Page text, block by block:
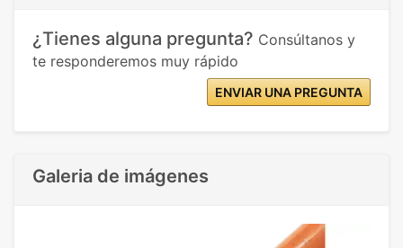
¿Tienes alguna pregunta? Consúltanos y
te responderemos muy rápido
ENVIAR UNA PREGUNTA
Galeria de imágenes